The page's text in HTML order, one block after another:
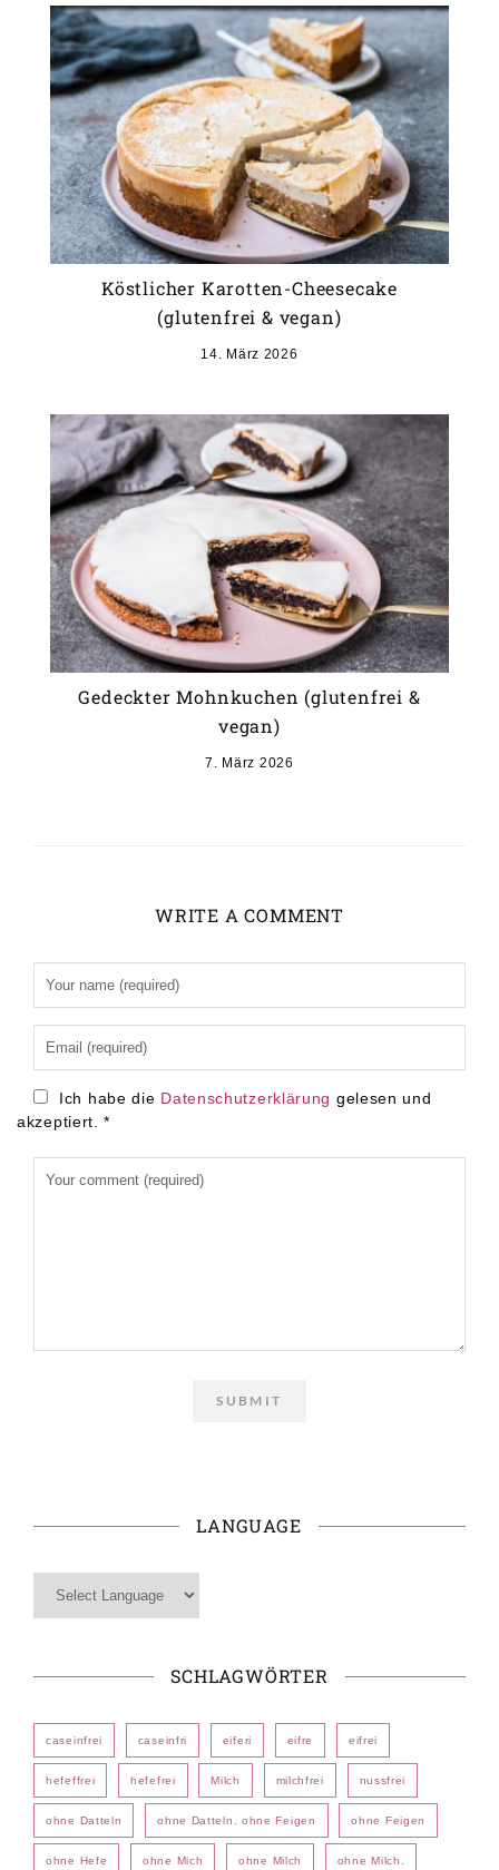
Köstlicher Karotten-Cheesecake
(glutenfrei & vegan)
14. März 2026
Gedeckter Mohnkuchen (glutenfrei &
vegan)
7. März 2026
WRITE A COMMENT
Ich habe die Datenschutzerklärung gelesen und
akzeptiert.
*
LANGUAGE
SCHLAGWÖRTER
caseinfrei caseinfri eiferi eifre eifrei
hefeffrei hefefrei Milch milchfrei nussfrei
ohne Datteln ohne Datteln. ohne Feigen ohne Feigen
ohne Hefe ohne Mich ohne Milch ohne Milch.